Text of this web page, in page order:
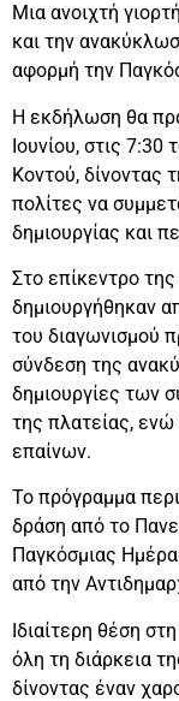
Μια ανοιχτή
και την
αφορμή την
Η εκδήλωση θα
Ιουνίου, στις
Κοντού, δίνοντας
πολίτες να
δημιουργίας και
Στο επίκεντρο
δημιουργήθηκαν
του διαγωνισμού
σύνδεση της
δημιουργίες των
της πλατείας,
επαίνων.
Το πρόγραμμα
δράση από το
Παγκόσμιας
από την
Ιδιαίτερη θέση
όλη τη διάρκεια
δίνοντας έναν